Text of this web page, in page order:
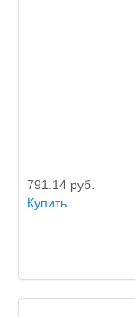
791.14 руб.
Купить